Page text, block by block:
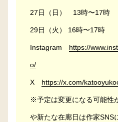
27日（日） 13時〜17時
29日（火） 16時〜17時
Instagram https://
o/
X https://x.com/
※予定は変更になる可能性
や新たな在廊日は作家SNS